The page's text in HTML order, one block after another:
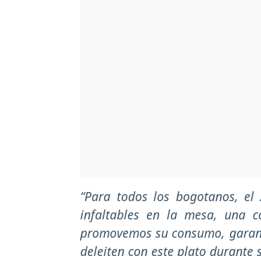
“Para todos los bogotanos,
infaltables en la mesa, una
promovemos su consumo,
deleiten con este plato durante